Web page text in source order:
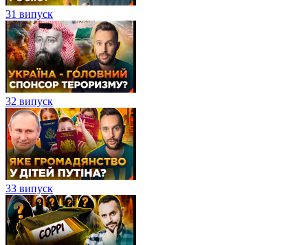
31 випуск
32 випуск
33 випуск